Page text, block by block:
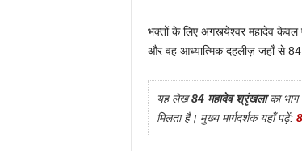
भक्तों के लिए अगस्त्येश्वर महादेव
और वह आध्यात्मिक दहलीज़ जहाँ से 84
यह लेख84 महादेव श्रृंखलाका भाग
मिलता है। मुख्य मार्गदर्शक यहाँ पढ़ें: